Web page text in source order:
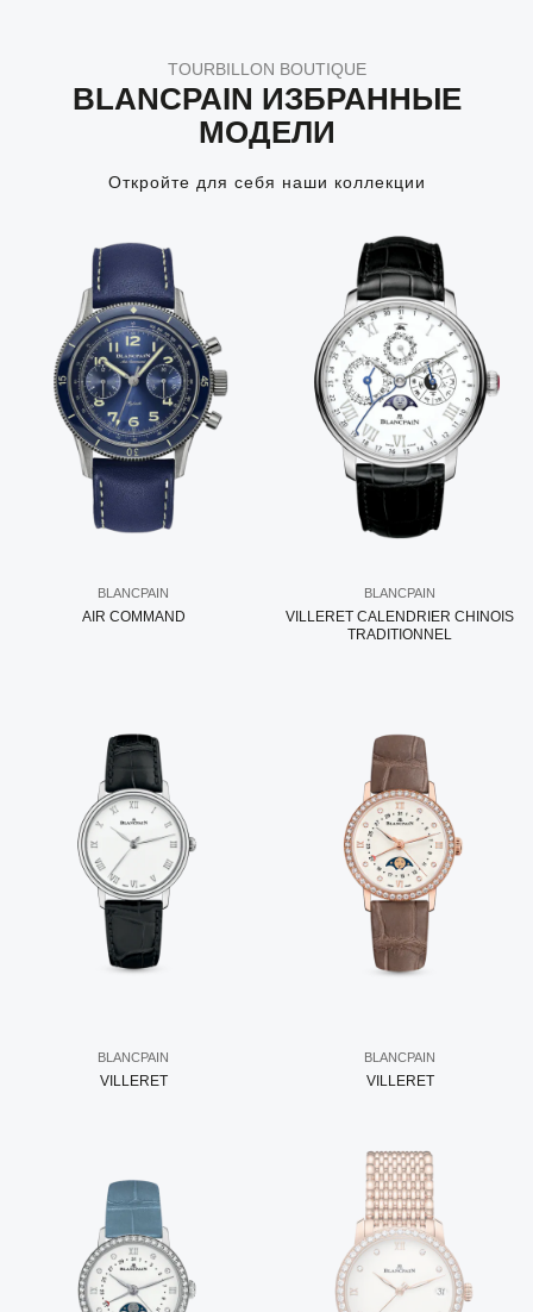
TOURBILLON BOUTIQUE
BLANCPAIN ИЗБРАННЫЕ
МОДЕЛИ
Откройте для себя наши коллекции
BLANCPAIN
AIR COMMAND
BLANCPAIN
VILLERET CALENDRIER CHINOIS
TRADITIONNEL
BLANCPAIN
VILLERET
BLANCPAIN
VILLERET